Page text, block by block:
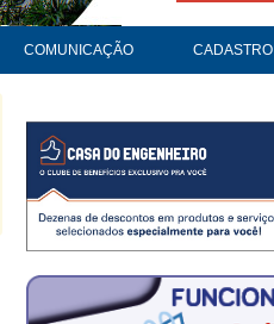
COMUNICAÇÃO CADASTRO